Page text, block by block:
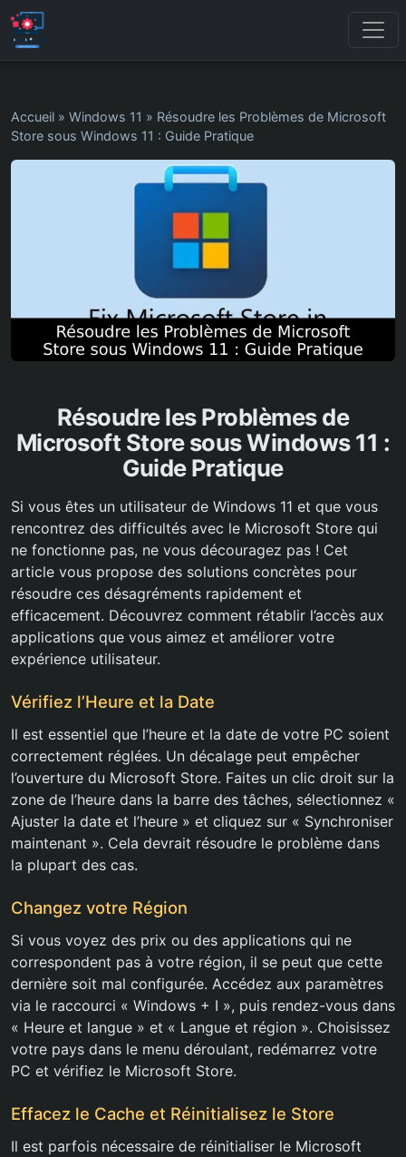
Accueil » Windows 11 » Résoudre les Problèmes de Microsoft
Store sous Windows 11 : Guide Pratique
Résoudre les Problèmes de
Microsoft Store sous Windows 11 :
Guide Pratique
Si vous êtes un utilisateur de Windows 11 et que vous
rencontrez des difficultés avec le Microsoft Store qui
ne fonctionne pas, ne vous découragez pas ! Cet
article vous propose des solutions concrètes pour
résoudre ces désagréments rapidement et
efficacement. Découvrez comment rétablir l’accès aux
applications que vous aimez et améliorer votre
expérience utilisateur.
Vérifiez l’Heure et la Date
Il est essentiel que l’heure et la date de votre PC soient
correctement réglées. Un décalage peut empêcher
l’ouverture du Microsoft Store. Faites un clic droit sur la
zone de l’heure dans la barre des tâches, sélectionnez «
Ajuster la date et l’heure » et cliquez sur « Synchroniser
maintenant ». Cela devrait résoudre le problème dans
la plupart des cas.
Changez votre Région
Si vous voyez des prix ou des applications qui ne
correspondent pas à votre région, il se peut que cette
dernière soit mal configurée. Accédez aux paramètres
via le raccourci « Windows + I », puis rendez-vous dans
« Heure et langue » et « Langue et région ». Choisissez
votre pays dans le menu déroulant, redémarrez votre
PC et vérifiez le Microsoft Store.
Effacez le Cache et Réinitialisez le Store
Il est parfois nécessaire de réinitialiser le Microsoft